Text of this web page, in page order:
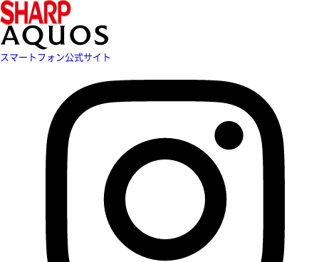
スマートフォン公式サイト